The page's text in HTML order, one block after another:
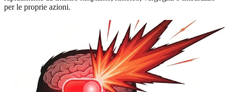
per le proprie azioni.